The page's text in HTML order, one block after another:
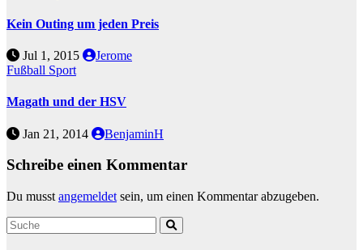
Kein Outing um jeden Preis
Jul 1, 2015
Jerome
Fußball Sport
Magath und der HSV
Jan 21, 2014 BenjaminH
Schreibe einen Kommentar
Du musst angemeldet sein, um einen Kommentar abzugeben.